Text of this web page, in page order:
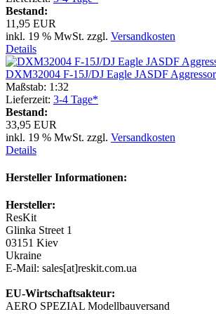
Bestand:
11,95 EUR
inkl. 19 % MwSt. zzgl. Versandkosten
Details
DXM32004 F-15J/DJ Eagle JASDF
Maßstab: 1:32
Lieferzeit: 3-4 Tage*
Bestand:
33,95 EUR
inkl. 19 % MwSt. zzgl. Versandkosten
Details
Hersteller Informationen:
Hersteller:
ResKit
Glinka Street 1
03151 Kiev
Ukraine
E-Mail: sales[at]reskit.com.ua
EU-Wirtschaftsakteur:
AERO SPEZIAL Modellbauversand